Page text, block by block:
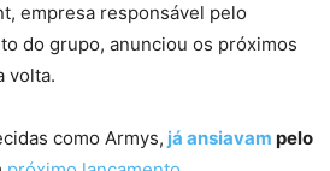
empresa responsável pelo
do grupo, anunciou os próximos
volta.
como Armys, já ansiavam pelo